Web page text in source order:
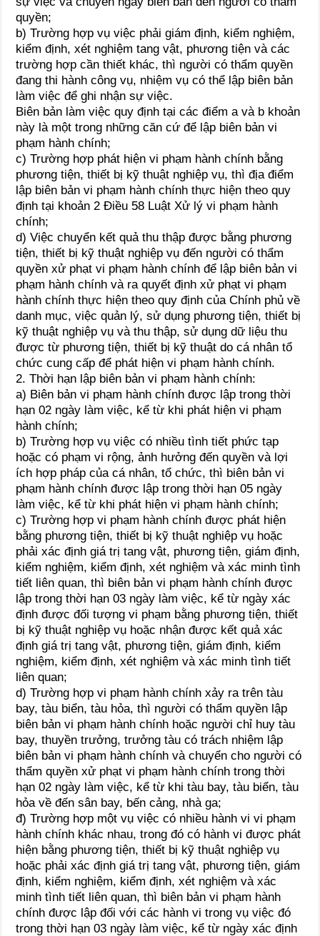
quyền;
b) Trường hợp vụ việc phải giám định, kiểm nghiệm,
kiểm định, xét nghiệm tang vật, phương tiện và các
trường hợp cần thiết khác, thì người có thẩm quyền
đang thi hành công vụ, nhiệm vụ có thể lập biên bản
làm việc để ghi nhận sự việc.
Biên bản làm việc quy định tại các điểm a và b khoản
này là một trong những căn cứ để lập biên bản vi
phạm hành chính;
c) Trường hợp phát hiện vi phạm hành chính bằng
phương tiện, thiết bị kỹ thuật nghiệp vụ, thì địa điểm
lập biên bản vi phạm hành chính thực hiện theo quy
định tại khoản 2 Điều 58 Luật Xử lý vi phạm hành
chính;
d) Việc chuyển kết quả thu thập được bằng phương
tiện, thiết bị kỹ thuật nghiệp vụ đến người có thẩm
quyền xử phạt vi phạm hành chính để lập biên bản vi
phạm hành chính và ra quyết định xử phạt vi phạm
hành chính thực hiện theo quy định của Chính phủ về
danh mục, việc quản lý, sử dụng phương tiện, thiết bị
kỹ thuật nghiệp vụ và thu thập, sử dụng dữ liệu thu
được từ phương tiện, thiết bị kỹ thuật do cá nhân tổ
chức cung cấp để phát hiện vi phạm hành chính.
2. Thời hạn lập biên bản vi phạm hành chính:
a) Biên bản vi phạm hành chính được lập trong thời
hạn 02 ngày làm việc, kể từ khi phát hiện vi phạm
hành chính;
b) Trường hợp vụ việc có nhiều tình tiết phức tạp
hoặc có phạm vi rộng, ảnh hưởng đến quyền và lợi
ích hợp pháp của cá nhân, tổ chức, thì biên bản vi
phạm hành chính được lập trong thời hạn 05 ngày
làm việc, kể từ khi phát hiện vi phạm hành chính;
c) Trường hợp vi phạm hành chính được phát hiện
bằng phương tiện, thiết bị kỹ thuật nghiệp vụ hoặc
phải xác định giá trị tang vật, phương tiện, giám định,
kiểm nghiệm, kiểm định, xét nghiệm và xác minh tình
tiết liên quan, thì biên bản vi phạm hành chính được
lập trong thời hạn 03 ngày làm việc, kể từ ngày xác
định được đối tượng vi phạm bằng phương tiện, thiết
bị kỹ thuật nghiệp vụ hoặc nhận được kết quả xác
định giá trị tang vật, phương tiện, giám định, kiểm
nghiệm, kiểm định, xét nghiệm và xác minh tình tiết
liên quan;
d) Trường hợp vi phạm hành chính xảy ra trên tàu
bay, tàu biển, tàu hỏa, thì người có thẩm quyền lập
biên bản vi phạm hành chính hoặc người chỉ huy tàu
bay, thuyền trưởng, trưởng tàu có trách nhiệm lập
biên bản vi phạm hành chính và chuyển cho người có
thẩm quyền xử phạt vi phạm hành chính trong thời
hạn 02 ngày làm việc, kể từ khi tàu bay, tàu biển, tàu
hỏa về đến sân bay, bến cảng, nhà ga;
đ) Trường hợp một vụ việc có nhiều hành vi vi phạm
hành chính khác nhau, trong đó có hành vi được phát
hiện bằng phương tiện, thiết bị kỹ thuật nghiệp vụ
hoặc phải xác định giá trị tang vật, phương tiện, giám
định, kiểm nghiệm, kiểm định, xét nghiệm và xác
minh tình tiết liên quan, thì biên bản vi phạm hành
chính được lập đối với các hành vi trong vụ việc đó
trong thời hạn 03 ngày làm việc, kể từ ngày xác định